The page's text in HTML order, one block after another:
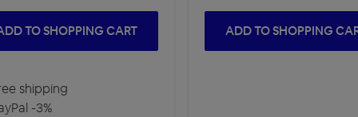
TO SHOPPING CART
shipping
-3%
ADD TO SHOPPING